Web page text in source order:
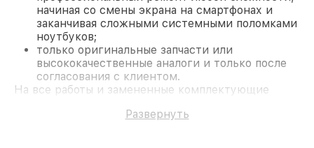
начиная со смены экрана на смартфонах и
заканчивая сложными системными поломками
ноутбуков;
только оригинальные запчасти или
высококачественные аналоги и только после
согласования с клиентом.
На все работы и замененные комплектующие
поломки по условиям гарантии, мы бесплатно
Развернуть